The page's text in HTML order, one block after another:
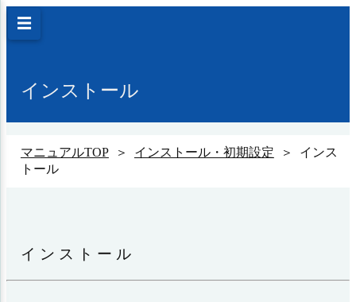
☰
インストール
マニュアルTOP ＞ インストール・初期設定
＞ インス
トール
インストール